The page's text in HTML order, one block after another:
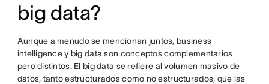
big data?
Aunque a menudo se mencionan juntos, business
intelligence y big data son conceptos complementarios
pero distintos. El big data se refiere al volumen masivo de
datos, tanto estructurados como no estructurados, que las